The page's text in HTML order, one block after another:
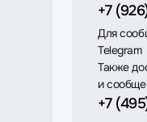
+7
Для
Telegram
Также
и
+7